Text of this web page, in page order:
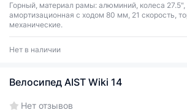
Горный, материал рамы: алюминий, колеса 27.5",
амортизационная с ходом 80 мм, 21 скорость,
механические.
Нет в наличии
Велосипед AIST Wiki 14
Нет отзывов